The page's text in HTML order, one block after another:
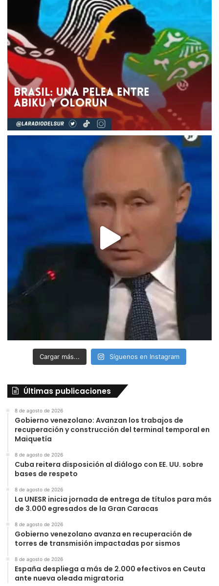
Cargar más... Síguenos en Instagram
Últimas publicaciones
8 de agosto de 2026
Gobierno venezolano: Avanzan los trabajos de
recuperación y construcción del terminal temporal en
Maiquetía
8 de agosto de 2026
Cuba reitera disposición al diálogo con EE. UU. sobre
bases de respeto
8 de agosto de 2026
La UNESR inicia jornada de entrega de títulos para más
de 3.000 egresados de la Gran Caracas
8 de agosto de 2026
Gobierno venezolano avanza en recuperación de
torres de transmisión impactadas por sismos
8 de agosto de 2026
España despliega a más de 2.000 efectivos en Ceuta
ante nueva oleada migratoria